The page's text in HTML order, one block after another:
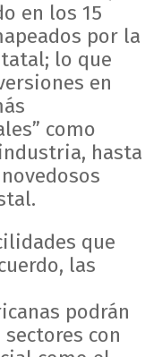
en los 15
por la
lo que
en
como
hasta
que
las
podrán
con